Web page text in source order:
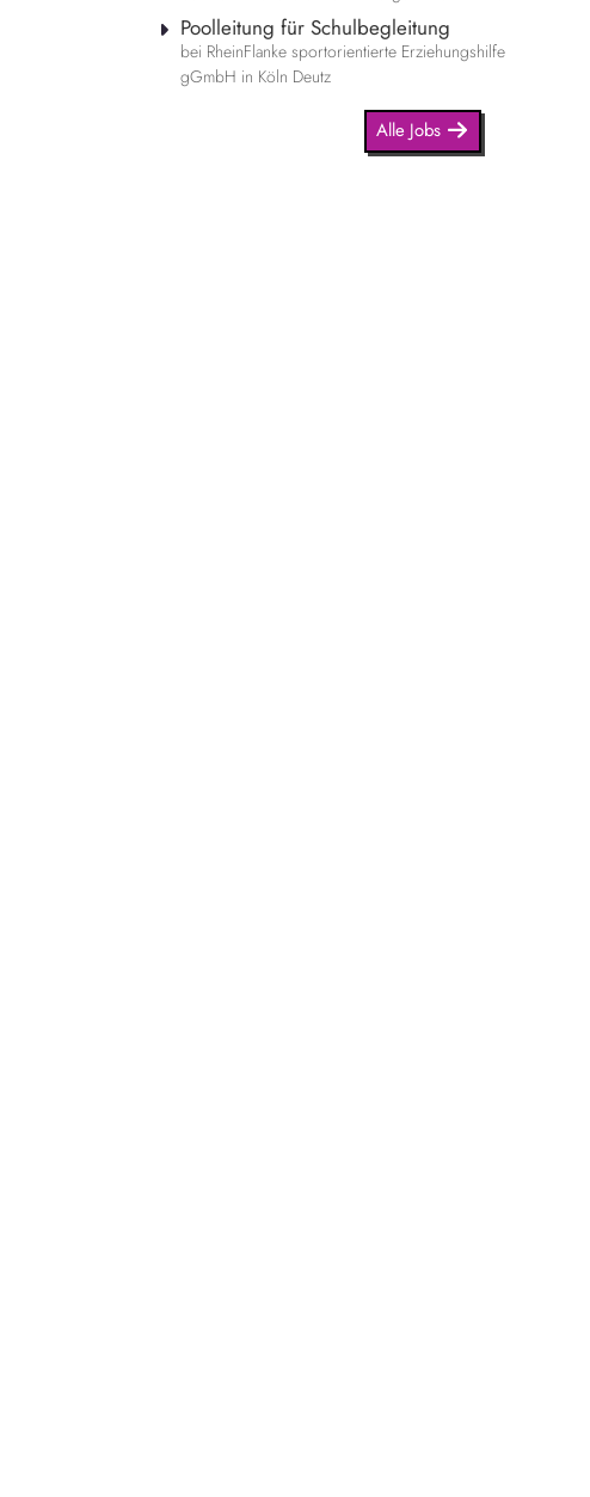
Poolleitung für Schulbegleitung
bei RheinFlanke sportorientierte Erziehungshilfe
gGmbH in Köln Deutz
Alle Jobs